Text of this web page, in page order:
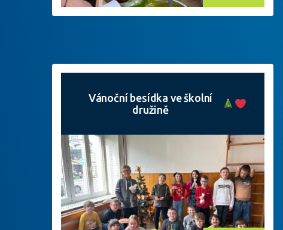
Vánoční besídka ve školní
družině